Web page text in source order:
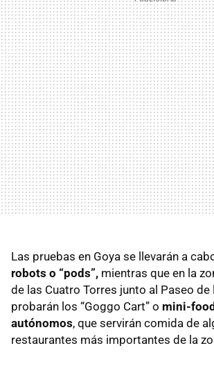
Las pruebas en Goya se llevarán a
robots o “pods”, mientras que en la
de las Cuatro Torres junto al Paseo de
probarán los “Goggo Cart” o mini-
autónomos, que servirán comida de
restaurantes más importantes de la